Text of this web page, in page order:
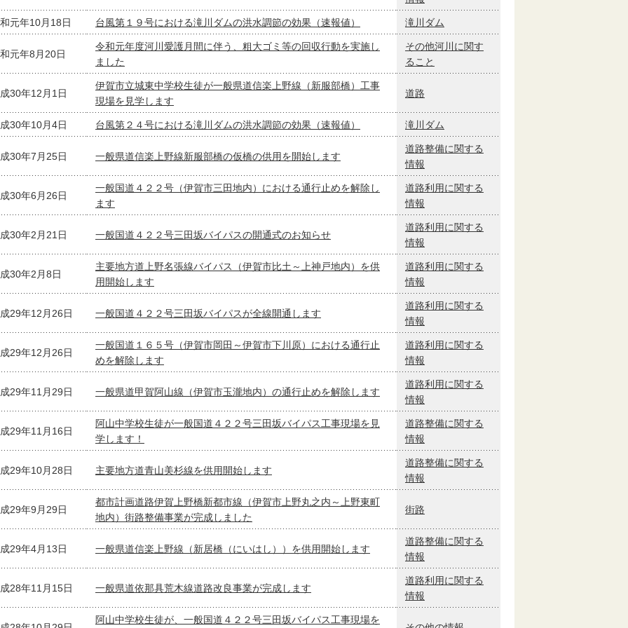
元年10月18日 台風第１９号における滝川ダムの洪水調節の効果（速報値） 滝川ダム
元年8月20日
令和元年度河川愛護月間に伴う、粗大ゴミ等の回収行動を実施し
ました
その他河川に関す
ること
30年12月1日
伊賀市立城東中学校生徒が一般県道信楽上野線（新服部橋）工事
現場を見学します
道路
30年10月4日 台風第２４号における滝川ダムの洪水調節の効果（速報値） 滝川ダム
30年7月25日 一般県道信楽上野線新服部橋の仮橋の供用を開始します
道路整備に関する
情報
30年6月26日
一般国道４２２号（伊賀市三田地内）における通行止めを解除し
ます
道路利用に関する
情報
30年2月21日 一般国道４２２号三田坂バイパスの開通式のお知らせ
道路利用に関する
情報
30年2月8日
主要地方道上野名張線バイパス（伊賀市比土～上神戸地内）を供
用開始します
道路利用に関する
情報
29年12月26日 一般国道４２２号三田坂バイパスが全線開通します
道路利用に関する
情報
29年12月26日
一般国道１６５号（伊賀市岡田～伊賀市下川原）における通行止
めを解除します
道路利用に関する
情報
29年11月29日 一般県道甲賀阿山線（伊賀市玉瀧地内）の通行止めを解除します
道路利用に関する
情報
29年11月16日
阿山中学校生徒が一般国道４２２号三田坂バイパス工事現場を見
学します！
道路整備に関する
情報
29年10月28日 主要地方道青山美杉線を供用開始します
道路整備に関する
情報
29年9月29日
都市計画道路伊賀上野橋新都市線（伊賀市上野丸之内～上野東町
地内）街路整備事業が完成しました
街路
29年4月13日 一般県道信楽上野線（新居橋（にいはし））を供用開始します
道路整備に関する
情報
28年11月15日 一般県道依那具荒木線道路改良事業が完成します
道路利用に関する
情報
阿山中学校生徒が、一般国道４２２号三田坂バイパス工事現場を